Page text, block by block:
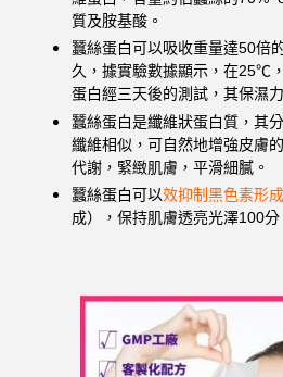
質及胺基酸。
蠶絲蛋白可以吸收重量達50倍
久，據實驗數據顯示，在25℃
蛋白經三天後的測試，其保濕
蠶絲蛋白是纖維狀蛋白質，其
纖維相似，可自然地增強皮膚
代謝，緊緻肌膚，平滑細膩。
蠶絲蛋白可以效抑制黑色素形成
成），保持肌膚透亮光澤100分